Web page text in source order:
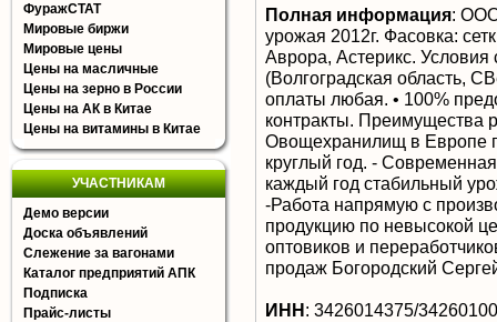
ФуражСТАТ
Мировые биржи
Мировые цены
Цены на масличные
Цены на зерно в России
Цены на АК в Китае
Цены на витамины в Китае
УЧАСТНИКАМ
Демо версии
Доска объявлений
Слежение за вагонами
Каталог предприятий АПК
Подписка
Прайс-листы
Полная информация: ООО
урожая 2012г. Фасовка:
Аврора, Астерикс. Условия
(Волгоградская область,
оплаты любая. • 100%
контракты. Преимущества
Овощехранилищ в Европе
круглый год. -
каждый год стабильный
-Работа напрямую с
продукцию по невысокой
оптовиков и
продаж Богородский
ИНН: 3426014375/